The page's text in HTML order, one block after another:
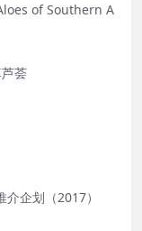
of Southern A
荟
企划（2017）